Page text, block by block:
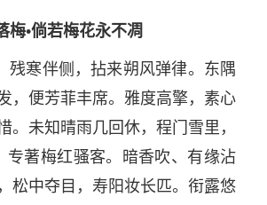
梅•倘若梅花永不凋
残寒伴侧，拈来朔风弹律。东隅
，便芳菲丰席。雅度高擎，素心
。未知晴雨几回休，程门雪里，
著梅红骚客。暗香吹、有缘沾
松中夺目，寿阳妆长匹。衔露悠